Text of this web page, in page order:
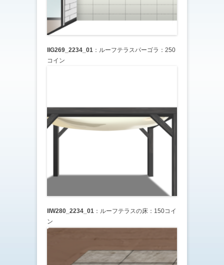
IIG269_2234_01 ：ルーフテラスパーゴラ：250
コイン
IIW280_2234_01 ：ルーフテラスの床：150コイ
ン